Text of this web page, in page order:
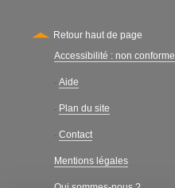
Retour haut de page
Secondary
Accessibilité : non conforme
- Aide
- Plan du site
- Contact
Mentions légales